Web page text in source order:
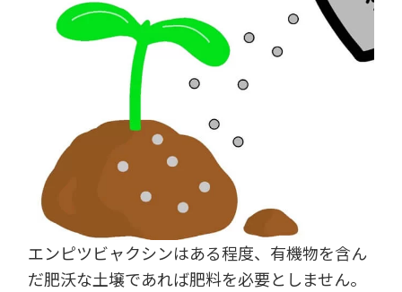
エンピツビャクシンはある程度、有機物を含ん
だ肥沃な土壌であれば肥料を必要としません。